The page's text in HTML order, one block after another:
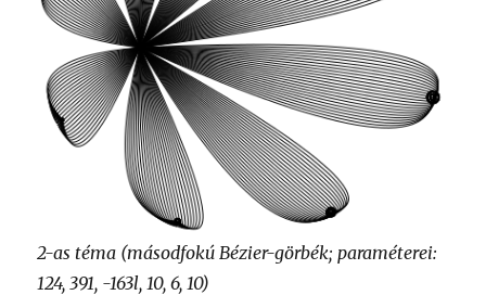
2-as téma (másodfokú Bézier-görbék; paraméterei:
124, 391, -163l, 10, 6, 10)